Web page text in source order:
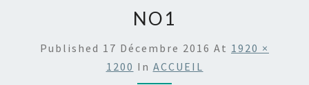
NO1
Published 17 Décembre 2016 At 1920 ×
1200 In ACCUEIL